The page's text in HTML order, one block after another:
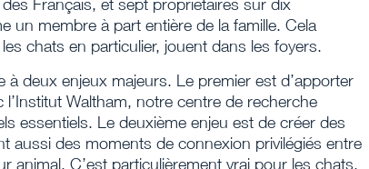
Français, et sept propriétaires sur dix
un membre à part entière de la famille. Cela
chats en particulier, jouent dans les foyers.
deux enjeux majeurs. Le premier est d’apporter
Waltham, notre centre de recherche
essentiels. Le deuxième enjeu est de créer des
aussi des moments de connexion privilégiés entre
animal. C’est particulièrement vrai pour les chats,